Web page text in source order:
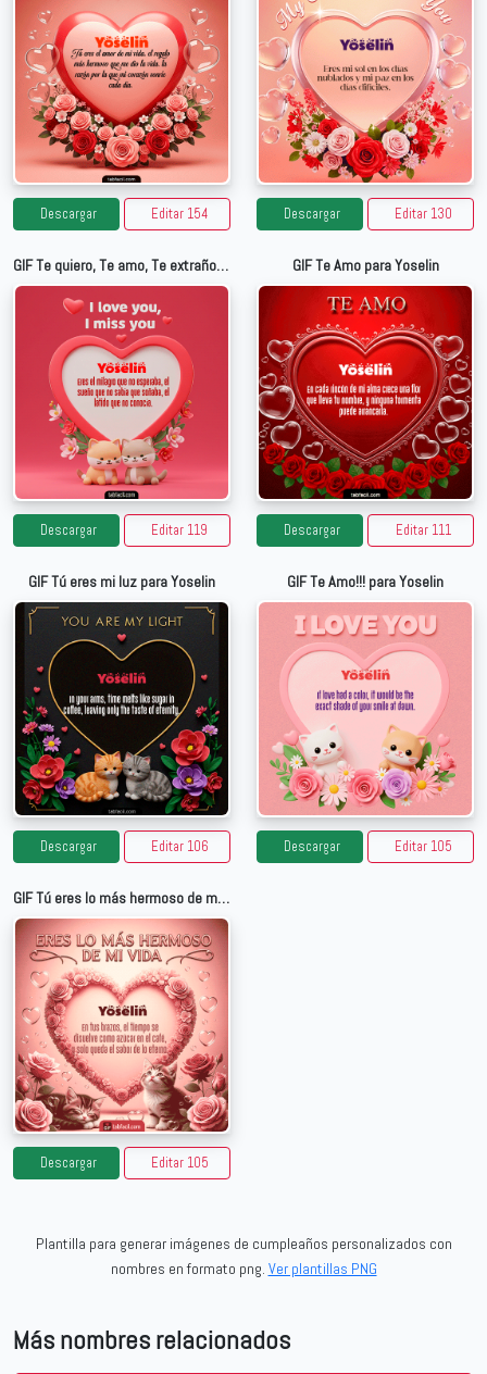
Descargar Editar 154 Descargar Editar 130
GIF Te quiero, Te amo, Te extraño para Yoselin
Descargar Editar 119
GIF Te Amo para Yoselin
Descargar Editar 111
GIF Tú eres mi luz para Yoselin
Descargar Editar 106
GIF Te Amo!!! para Yoselin
Descargar Editar 105
GIF Tú eres lo más hermoso de mi vida para Yoselin
Descargar Editar 105
Plantilla para generar imágenes de cumpleaños personalizados con
nombres en formato png. Ver plantillas PNG
Más nombres relacionados